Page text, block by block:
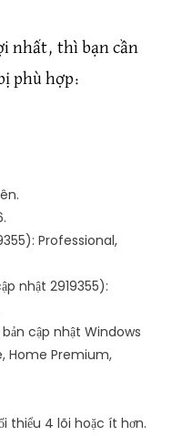
nhất, thì bạn cần
phù hợp:
Professional,
nhật 2919355):
cập nhật Windows
Home Premium,
thiểu 4 lõi hoặc ít hơn.